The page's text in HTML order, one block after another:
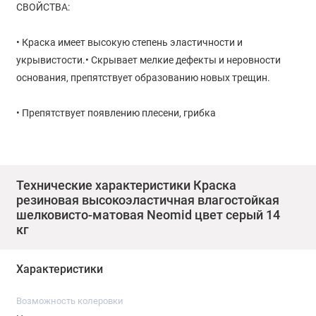
СВОЙСТВА:
• Краска имеет высокую степень эластичности и
укрывистости.• Скрывает мелкие дефекты и неровности
основания, препятствует образованию новых трещин.
• Препятствует появлению плесени, грибка
Готовое покрытие резиновой краски обладает
влагостойкостью, устойчивостью к воздействию
атмосферных факторов (УФ-лучи, осадки),
паропроницаемостью, а также стойкостью к мытью
моющих средств.
Срок службы покрытия 8-10 лет, при соблюдении
Технические характеристики Краска
резиновая высокоэластичная влагостойкая
шелковисто-матовая Neomid цвет серый 14
кг
Характеристики
Возможность колеровки